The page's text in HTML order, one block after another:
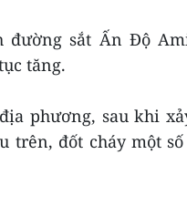
đường sắt Ấn Độ
tăng.
phương, sau khi
trên, đốt cháy một